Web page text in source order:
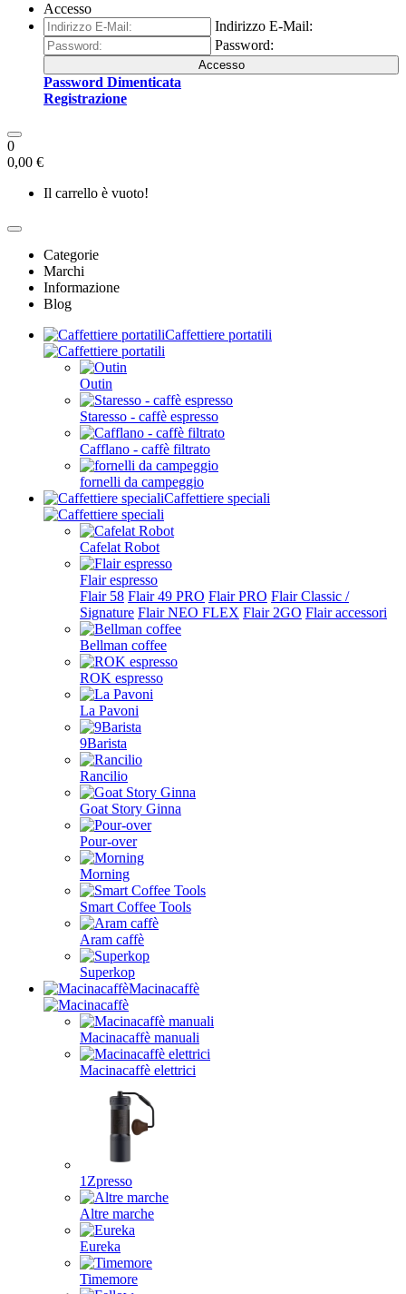
Accesso
Indirizzo E-Mail:
Password:
Accesso
Password Dimenticata
Registrazione
0
0,00 €
Il carrello è vuoto!
Categorie
Marchi
Informazione
Blog
Caffettiere portatili
Outin
Staresso - caffè espresso
Cafflano - caffè filtrato
fornelli da campeggio
Caffettiere speciali
Cafelat Robot
Flair espresso
Flair 58 Flair 49 PRO Flair PRO Flair Classic /
Signature Flair NEO FLEX Flair 2GO Flair accessori
Bellman coffee
ROK espresso
La Pavoni
9Barista
Rancilio
Goat Story Ginna
Pour-over
Morning
Smart Coffee Tools
Aram caffè
Superkop
Macinacaffè
Macinacaffè manuali
Macinacaffè elettrici
1Zpresso
Altre marche
Eureka
Timemore